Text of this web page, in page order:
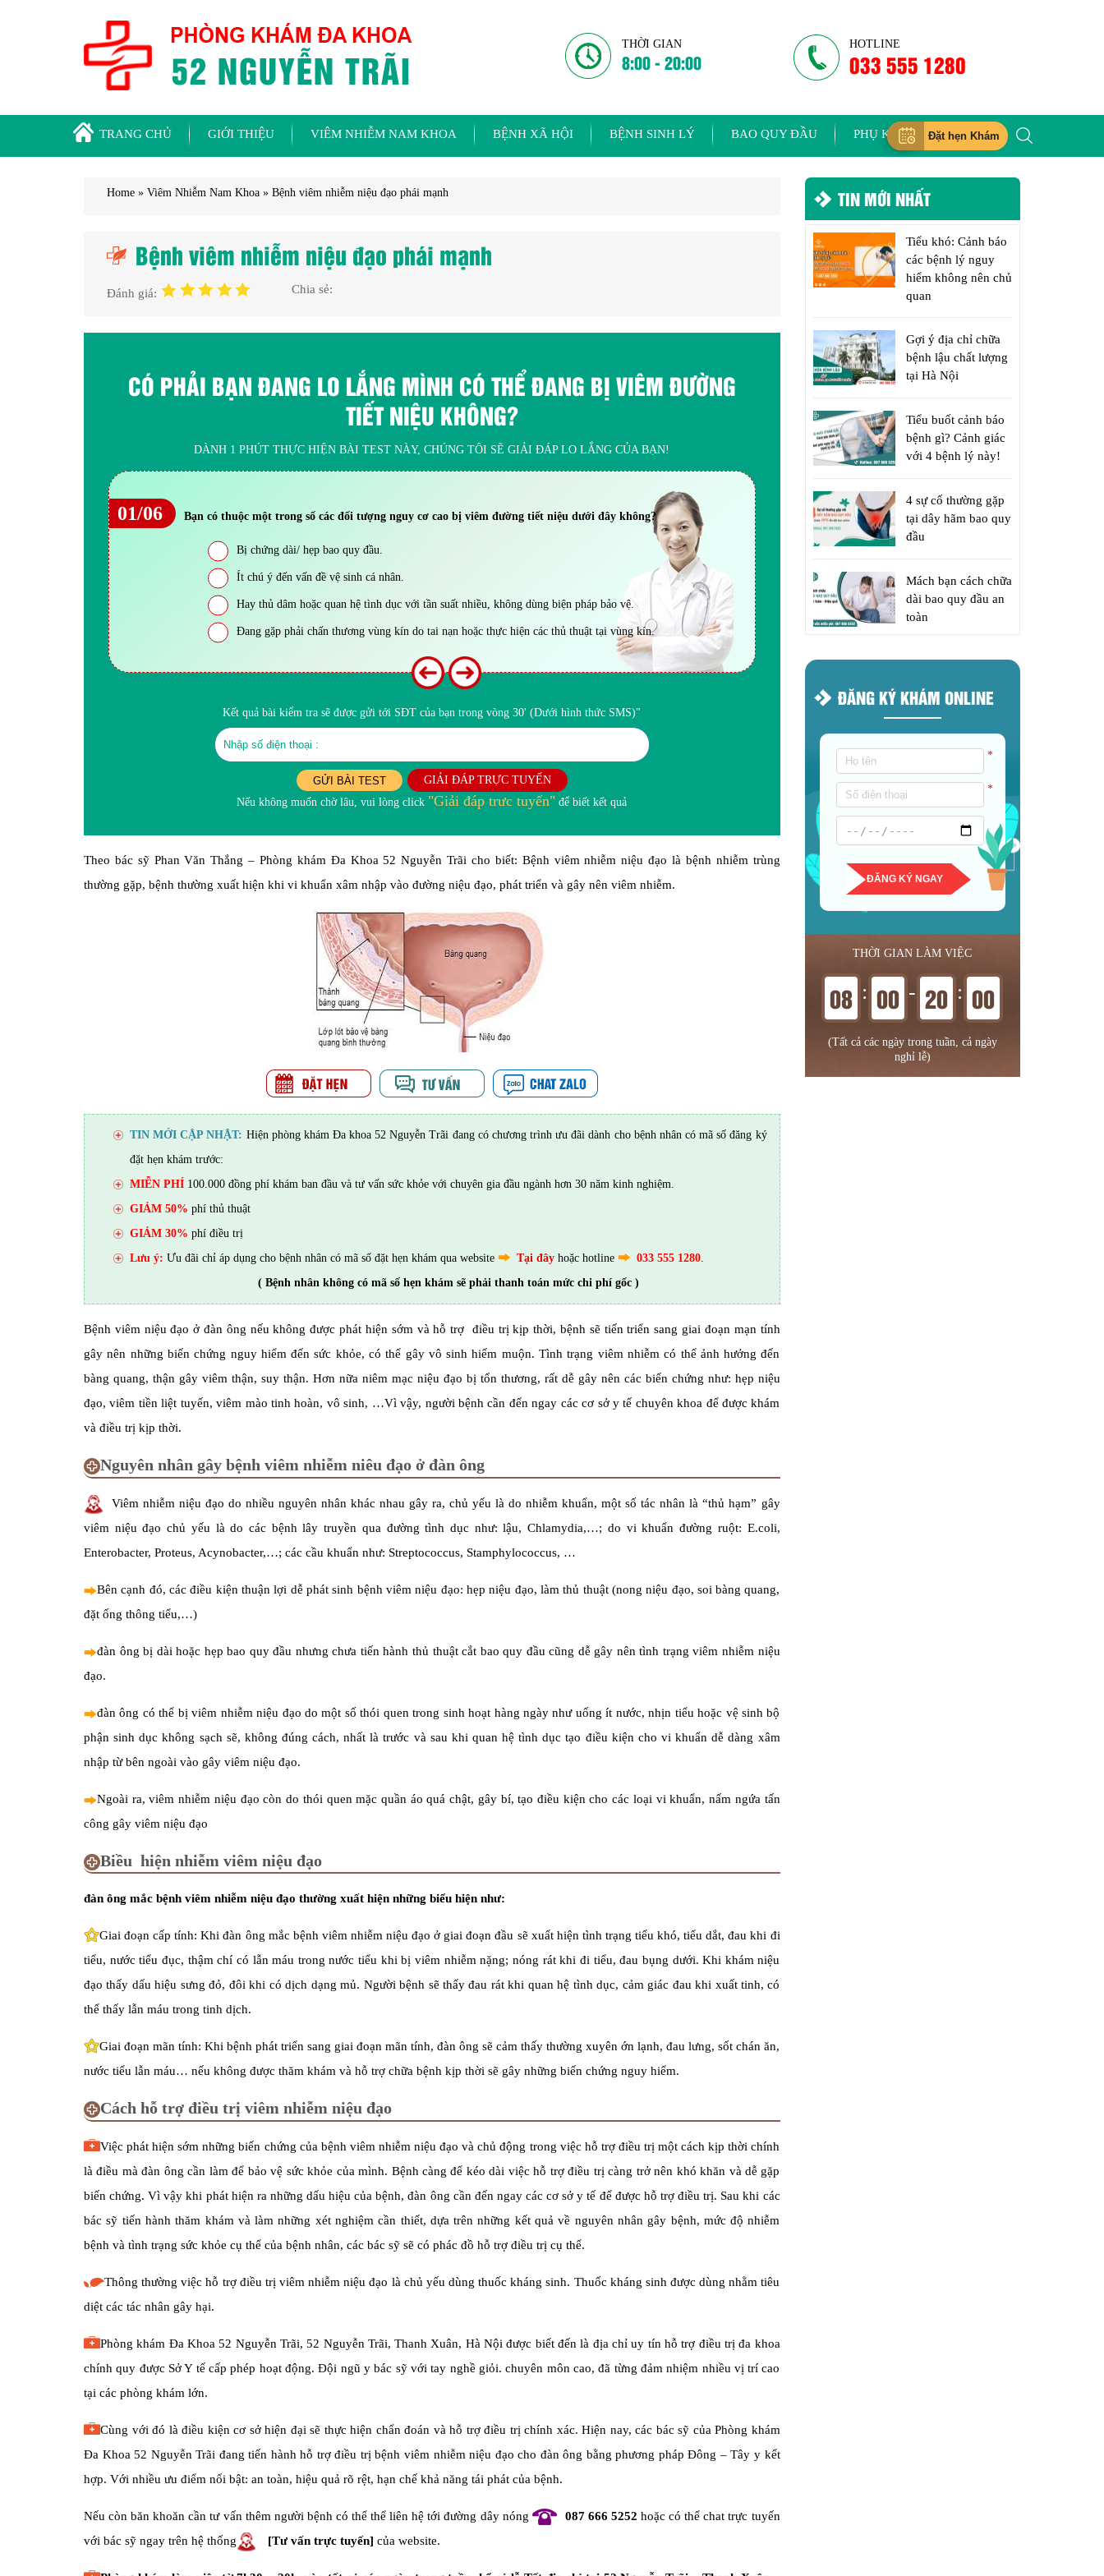
THỜI GIAN
8:00 - 20:00
HOTLINE
033 555 1280
TRANG CHỦ GIỚI THIỆU VIÊM NHIỄM NAM KHOA BỆNH XÃ HỘI BỆNH SINH LÝ BAO QUY ĐẦU PHỤ KHOA Đặt hẹn Khám
Home » Viêm Nhiễm Nam Khoa » Bệnh viêm nhiễm niệu đạo phái mạnh
Bệnh viêm nhiễm niệu đạo phái mạnh
Đánh giá: Chia sẻ:
CÓ PHẢI BẠN ĐANG LO LẮNG MÌNH CÓ THỂ ĐANG BỊ VIÊM ĐƯỜNG
TIẾT NIỆU KHÔNG?
DÀNH 1 PHÚT THỰC HIỆN BÀI TEST NÀY, CHÚNG TÔI SẼ GIẢI ĐÁP LO LẮNG CỦA BẠN!
01/06 Bạn có thuộc một trong số các đối tượng nguy cơ cao bị viêm đường tiết niệu dưới đây không?
Bị chứng dài/ hẹp bao quy đầu.
Ít chú ý đến vấn đề vệ sinh cá nhân.
Hay thủ dâm hoặc quan hệ tình dục với tần suất nhiều, không dùng biện pháp bảo vệ.
Đang gặp phải chấn thương vùng kín do tai nạn hoặc thực hiện các thủ thuật tại vùng kín.
Kết quả bài kiểm tra sẽ được gửi tới SĐT của bạn trong vòng 30' (Dưới hình thức SMS)"
GỬI BÀI TEST
GIẢI ĐÁP TRỰC TUYẾN
Nếu không muốn chờ lâu, vui lòng click "Giải đáp trưc tuyến" để biết kết quả
Theo bác sỹ Phan Văn Thắng – Phòng khám Đa Khoa 52 Nguyễn Trãi cho biết: Bệnh viêm nhiễm niệu đạo là bệnh nhiễm trùng
thường gặp, bệnh thường xuất hiện khi vi khuẩn xâm nhập vào đường niệu đạo, phát triển và gây nên viêm nhiễm.
TIN MỚI CẬP NHẬT: Hiện phòng khám Đa khoa 52 Nguyễn Trãi đang có chương trình ưu đãi dành cho bệnh nhân có mã số đăng ký
đặt hẹn khám trước:
MIỄN PHÍ 100.000 đồng phí khám ban đầu và tư vấn sức khỏe với chuyên gia đầu ngành hơn 30 năm kinh nghiệm.
GIẢM 50% phí thủ thuật
GIẢM 30% phí điều trị
Lưu ý: Ưu đãi chỉ áp dụng cho bệnh nhân có mã số đặt hẹn khám qua website Tại đây hoặc hotline 033 555 1280.
( Bệnh nhân không có mã số hẹn khám sẽ phải thanh toán mức chi phí gốc )
Bệnh viêm niệu đạo ở đàn ông nếu không được phát hiện sớm và hỗ trợ điều trị kịp thời, bệnh sẽ tiến triển sang giai đoạn mạn tính
gây nên những biến chứng nguy hiểm đến sức khỏe, có thể gây vô sinh hiếm muộn. Tình trạng viêm nhiễm có thể ảnh hưởng đến
bàng quang, thận gây viêm thận, suy thận. Hơn nữa niêm mạc niệu đạo bị tổn thương, rất dễ gây nên các biến chứng như: hẹp niệu
đạo, viêm tiền liệt tuyến, viêm mào tinh hoàn, vô sinh, …Vì vậy, người bệnh cần đến ngay các cơ sở y tế chuyên khoa để được khám
và điều trị kịp thời.
Nguyên nhân gây bệnh viêm nhiễm niêu đạo ở đàn ông
Viêm nhiễm niệu đạo do nhiều nguyên nhân khác nhau gây ra, chủ yếu là do nhiễm khuẩn, một số tác nhân là “thủ hạm” gây
viêm niệu đạo chủ yếu là do các bệnh lây truyền qua đường tình dục như: lậu, Chlamydia,…; do vi khuẩn đường ruột: E.coli,
Enterobacter, Proteus, Acynobacter,…; các cầu khuẩn như: Streptococcus, Stamphylococcus, …
Bên cạnh đó, các điều kiện thuận lợi dễ phát sinh bệnh viêm niệu đạo: hẹp niệu đạo, làm thủ thuật (nong niệu đạo, soi bàng quang,
đặt ống thông tiểu,…)
đàn ông bị dài hoặc hẹp bao quy đầu nhưng chưa tiến hành thủ thuật cắt bao quy đầu cũng dễ gây nên tình trạng viêm nhiễm niệu
đạo.
đàn ông có thể bị viêm nhiễm niệu đạo do một số thói quen trong sinh hoạt hàng ngày như uống ít nước, nhịn tiểu hoặc vệ sinh bộ
phận sinh dục không sạch sẽ, không đúng cách, nhất là trước và sau khi quan hệ tình dục tạo điều kiện cho vi khuẩn dễ dàng xâm
nhập từ bên ngoài vào gây viêm niệu đạo.
Ngoài ra, viêm nhiễm niệu đạo còn do thói quen mặc quần áo quá chật, gây bí, tạo điều kiện cho các loại vi khuẩn, nấm ngứa tấn
công gây viêm niệu đạo
Biều hiện nhiễm viêm niệu đạo
đàn ông mắc bệnh viêm nhiễm niệu đạo thường xuất hiện những biểu hiện như:
Giai đoạn cấp tính: Khi đàn ông mắc bệnh viêm nhiễm niệu đạo ở giai đoạn đầu sẽ xuất hiện tình trạng tiểu khó, tiểu dắt, đau khi đi
tiểu, nước tiểu đục, thậm chí có lẫn máu trong nước tiểu khi bị viêm nhiễm nặng; nóng rát khi đi tiểu, đau bụng dưới. Khi khám niệu
đạo thấy dấu hiệu sưng đỏ, đôi khi có dịch dạng mủ. Người bệnh sẽ thấy đau rát khi quan hệ tình dục, cảm giác đau khi xuất tinh, có
thể thấy lẫn máu trong tinh dịch.
Giai đoạn mãn tính: Khi bệnh phát triển sang giai đoạn mãn tính, đàn ông sẽ cảm thấy thường xuyên ớn lạnh, đau lưng, sốt chán ăn,
nước tiểu lẫn máu… nếu không được thăm khám và hỗ trợ chữa bệnh kịp thời sẽ gây những biến chứng nguy hiểm.
Cách hỗ trợ điều trị viêm nhiễm niệu đạo
Việc phát hiện sớm những biến chứng của bệnh viêm nhiễm niệu đạo và chủ động trong việc hỗ trợ điều trị một cách kịp thời chính
là điều mà đàn ông cần làm để bảo vệ sức khỏe của mình. Bệnh càng để kéo dài việc hỗ trợ điều trị càng trở nên khó khăn và dễ gặp
biến chứng. Vì vậy khi phát hiện ra những dấu hiệu của bệnh, đàn ông cần đến ngay các cơ sở y tế để được hỗ trợ điều trị. Sau khi các
bác sỹ tiến hành thăm khám và làm những xét nghiệm cần thiết, dựa trên những kết quả về nguyên nhân gây bệnh, mức độ nhiễm
bệnh và tình trạng sức khỏe cụ thể của bệnh nhân, các bác sỹ sẽ có phác đồ hỗ trợ điều trị cụ thể.
Thông thường việc hỗ trợ điều trị viêm nhiễm niệu đạo là chủ yếu dùng thuốc kháng sinh. Thuốc kháng sinh được dùng nhằm tiêu
diệt các tác nhân gây hại.
Phòng khám Đa Khoa 52 Nguyễn Trãi, 52 Nguyễn Trãi, Thanh Xuân, Hà Nội được biết đến là địa chỉ uy tín hỗ trợ điều trị đa khoa
chính quy được Sở Y tế cấp phép hoạt động. Đội ngũ y bác sỹ với tay nghề giỏi. chuyên môn cao, đã từng đảm nhiệm nhiều vị trí cao
tại các phòng khám lớn.
Cùng với đó là điều kiện cơ sở hiện đại sẽ thực hiện chẩn đoán và hỗ trợ điều trị chính xác. Hiện nay, các bác sỹ của Phòng khám
Đa Khoa 52 Nguyễn Trãi đang tiến hành hỗ trợ điều trị bệnh viêm nhiễm niệu đạo cho đàn ông bằng phương pháp Đông – Tây y kết
hợp. Với nhiều ưu điểm nổi bật: an toàn, hiệu quả rõ rệt, hạn chế khả năng tái phát của bệnh.
Nếu còn băn khoăn cần tư vấn thêm người bệnh có thể thể liên hệ tới đường dây nóng 087 666 5252hoặc có thể chat trực tuyến
với bác sỹ ngay trên hệ thống
[Tư vấn trực tuyến] của website.
TIN MỚI NHẤT
Tiểu khó: Cảnh báo
các bệnh lý nguy
hiểm không nên chủ
quan
Gợi ý địa chỉ chữa
bệnh lậu chất lượng
tại Hà Nội
Tiểu buốt cảnh báo
bệnh gì? Cảnh giác
với 4 bệnh lý này!
4 sự cố thường gặp
tại dây hãm bao quy
đầu
Mách bạn cách chữa
dài bao quy đầu an
toàn
ĐĂNG KÝ KHÁM ONLINE
*
*
ĐĂNG KÝ NGAY
THỜI GIAN LÀM VIỆC
08 : 00 - 20 : 00
(Tất cả các ngày trong tuần, cả ngày
nghỉ lễ)